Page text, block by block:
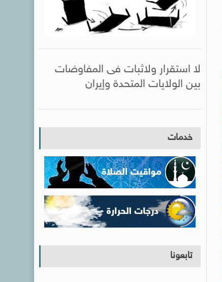
لا استقرار ولاثبات فى المفاوضات
بين الولايات المتحدة وإيران
خدمات
تابعونا